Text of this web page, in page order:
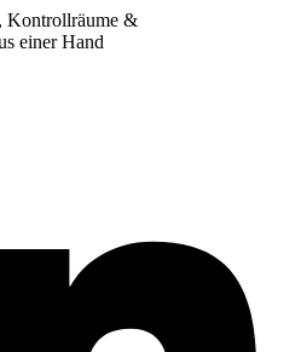
Kontrollräume &
einer Hand